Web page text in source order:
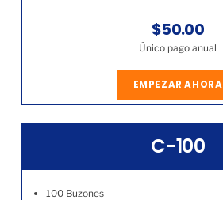
$50.00
Único pago anual
EMPEZAR AHORA
C-100
100 Buzones